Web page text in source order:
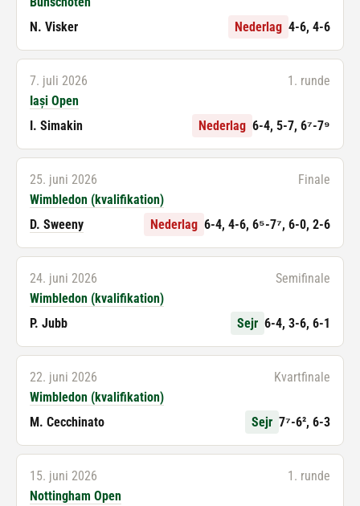
N. Visker
Nederlag 4-6, 4-6
7. juli 2026
1. runde
Iași Open
I. Simakin
Nederlag 6-4, 5-7, 6⁷-7⁹
25. juni 2026
Finale
Wimbledon (kvalifikation)
D. Sweeny
Nederlag 6-4, 4-6, 6⁵-7⁷, 6-0, 2-6
24. juni 2026
Semifinale
Wimbledon (kvalifikation)
P. Jubb
Sejr 6-4, 3-6, 6-1
22. juni 2026
Kvartfinale
Wimbledon (kvalifikation)
M. Cecchinato
Sejr 7⁷-6², 6-3
15. juni 2026
1. runde
Nottingham Open